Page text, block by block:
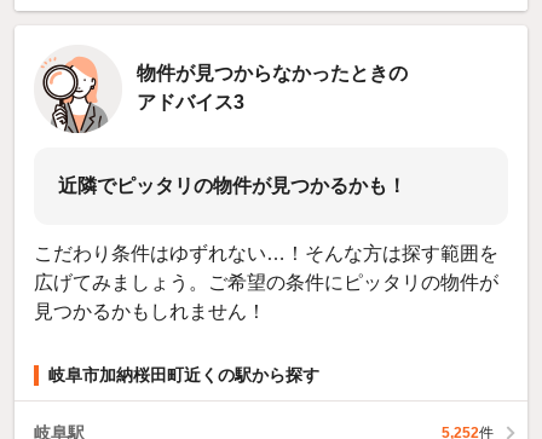
物件が見つからなかったときの
アドバイス3
近隣でピッタリの物件が見つかるかも！
こだわり条件はゆずれない…！そんな方は探す範囲を
広げてみましょう。ご希望の条件にピッタリの物件が
見つかるかもしれません！
岐阜市加納桜田町近くの駅から探す
岐阜駅 5,252件